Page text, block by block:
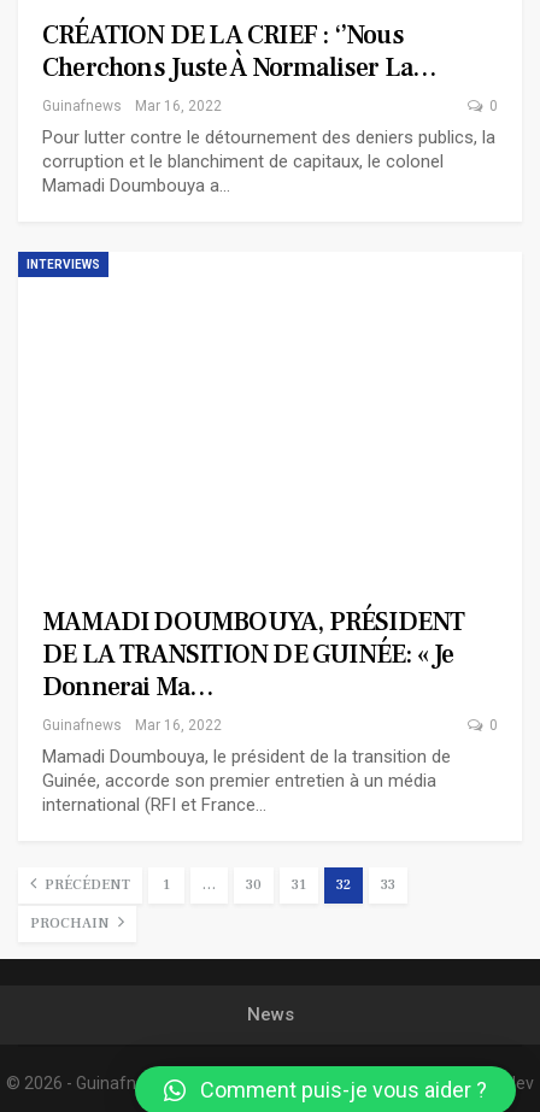
CRÉATION DE LA CRIEF : ‘’Nous
Cherchons Juste À Normaliser La…
Guinafnews Mar 16, 2022 0
Pour lutter contre le détournement des deniers publics, la
corruption et le blanchiment de capitaux, le colonel
Mamadi Doumbouya a…
INTERVIEWS
MAMADI DOUMBOUYA, PRÉSIDENT
DE LA TRANSITION DE GUINÉE: « Je
Donnerai Ma…
Guinafnews Mar 16, 2022 0
Mamadi Doumbouya, le président de la transition de
Guinée, accorde son premier entretien à un média
international (RFI et France…
PRÉCÉDENT 1 … 30 31 32 33
PROCHAIN
News
© 2026 - Guinafnews. All Rights Reserved. Website Design:Confordev
Comment puis-je vous aider ?